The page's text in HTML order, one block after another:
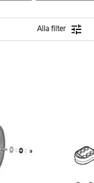
Alla filter